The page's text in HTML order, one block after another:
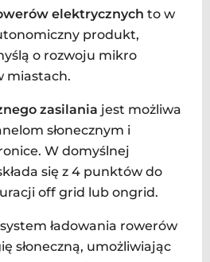
elektrycznych to w
produkt,
o rozwoju mikro
miastach.
zasilania jest możliwa
słonecznym i
W domyślnej
się z 4 punktów do
off grid lub ongrid.
ładowania rowerów
słoneczną, umożliwiając